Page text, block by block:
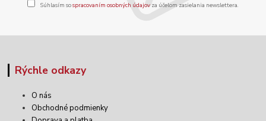
Súhlasím sospracovaním osobných údajov za účelom zasielania newslettera.
Rýchle odkazy
O nás
Obchodné podmienky